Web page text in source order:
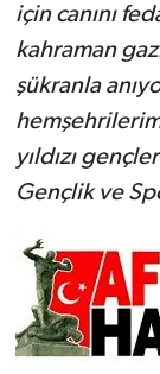
için canını
kahraman
şükranla
yıldızı
Gençlik ve